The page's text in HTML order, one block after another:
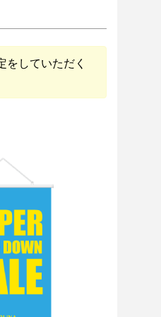
していただく